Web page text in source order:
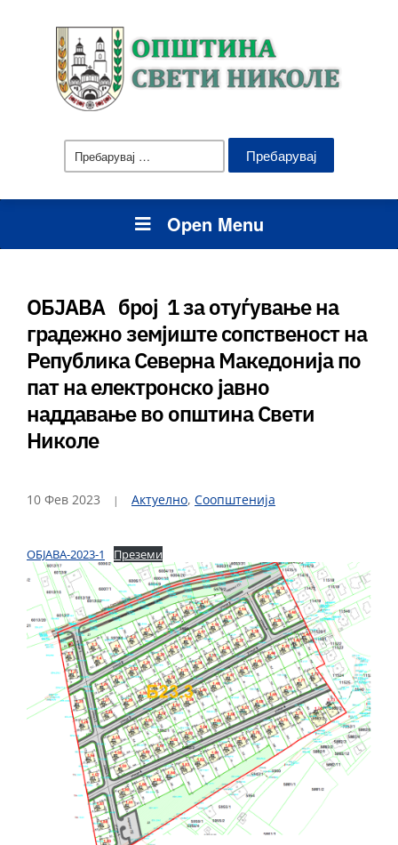
Пребарувај
за:
Open Menu
ОБЈАВА број 1 за отуѓување на
градежно земјиште сопственост на
Република Северна Македонија по
пат на електронско јавно
наддавање во општина Свети
Николе
10 Фев 2023 Актуелно, Соопштенија
ОБЈАВА-2023-1 Преземи